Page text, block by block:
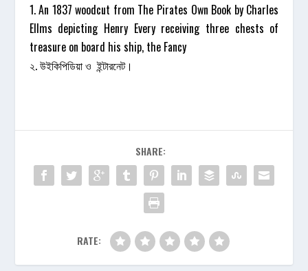
1. An 1837 woodcut from The Pirates Own Book by Charles
Ellms depicting Henry Every receiving three chests of
treasure on board his ship, the Fancy
২. উইকিপিডিয়া ও ইন্টারনেট।
SHARE:
RATE: